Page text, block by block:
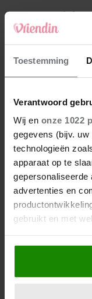
Toestemming
Verantwoord
Wij en onze 1022
gegevens (bijv.
technologieën
apparaat op te
gepersonaliseerde
advertenties en
gebruikt en met
Als u het toestaat,
Informatie
locatie, die tot
4 Makelaar
Een foto.
5 Makelaar
Hij sprak